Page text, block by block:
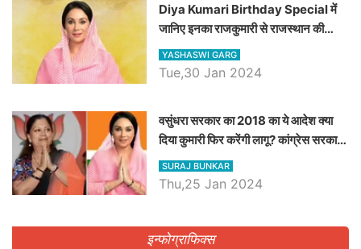
Diya Kumari Birthday Special में
जानिए इनका राजकुमारी से राजस्थान की
डिप्टी सीएम बनने तक का सफर, एक क्लिक में
जाने पूरा जीवन परिचय
YASHASWI GARG
Tue,30 Jan 2024
वसुंधरा सरकार का 2018 का ये आदेश क्या
दिया कुमारी फिर करेंगी लागू? कांग्रेस सरकार
ने किया था निरस्त
SURAJ BUNKAR
Thu,25 Jan 2024
इन्फोग्राफिक्स